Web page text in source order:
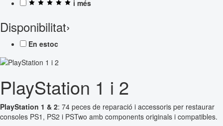
i més
Disponibilitat›
En estoc
PlayStation 1 i 2
PlayStation 1 & 2: 74 peces de reparació i accessoris per restaurar
consoles PS1, PS2 i PSTwo amb components originals i compatibles.